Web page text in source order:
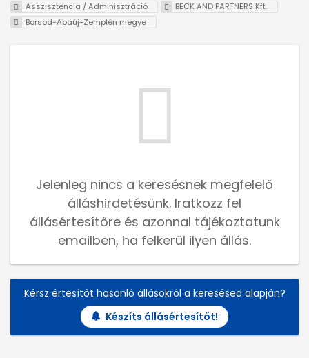
Asszisztencia / Adminisztráció
BECK AND PARTNERS Kft.
Borsod-Abaúj-Zemplén megye
Jelenleg nincs a keresésnek megfelelő
álláshirdetésünk. Iratkozz fel
állásértesítőre és azonnal tájékoztatunk
emailben, ha felkerül ilyen állás.
Kérsz értesítőt hasonló állásokról a keresésed alapján?
Készíts állásértesítőt!